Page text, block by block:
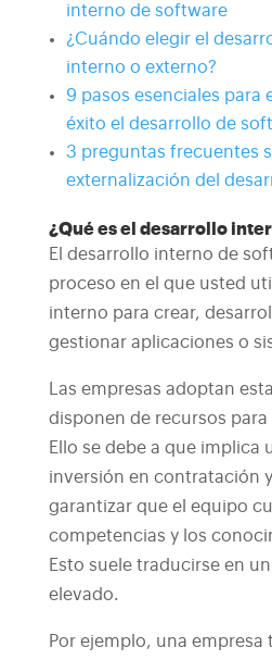
interno de software
¿Cuándo elegir el
interno o externo?
9 pasos esenciales para
éxito el desarrollo de
3 preguntas frecuentes
externalización del
¿Qué es el desarrollo
El desarrollo interno de
proceso en el que usted
interno para crear,
gestionar aplicaciones o
Las empresas adoptan
disponen de recursos
Ello se debe a que implica
inversión en contratación
garantizar que el equipo
competencias y los
Esto suele traducirse en
elevado.
Por ejemplo, una